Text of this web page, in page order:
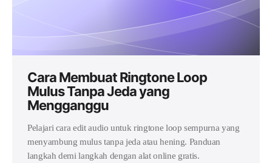
Cara Membuat Ringtone Loop
Mulus Tanpa Jeda yang
Mengganggu
Pelajari cara edit audio untuk ringtone loop sempurna yang
menyambung mulus tanpa jeda atau hening. Panduan
langkah demi langkah dengan alat online gratis.